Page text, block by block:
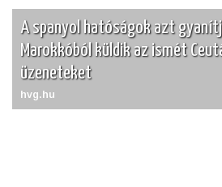
A spanyol hatóságok azt
Marokkóból küldik az ismét
üzeneteket
hvg.hu